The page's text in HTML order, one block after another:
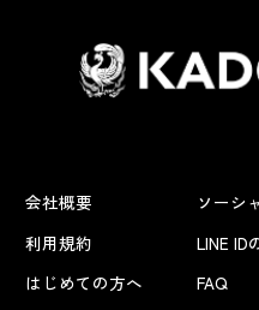
会社概要
利用規約
はじめての方へ
ソーシ
LINE ID
FAQ